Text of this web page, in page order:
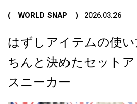
( WORLD SNAP ) 2026.03.26
はずしアイテムの使
ちんと決めたセット
スニーカー